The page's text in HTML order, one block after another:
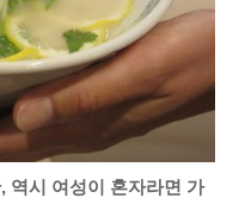
역시 여성이 혼자라면 가